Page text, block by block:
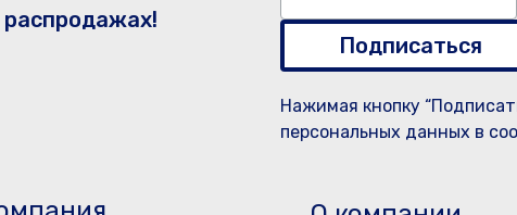
распродажах!
Подписаться
Нажимая кнопку
персональных данных в